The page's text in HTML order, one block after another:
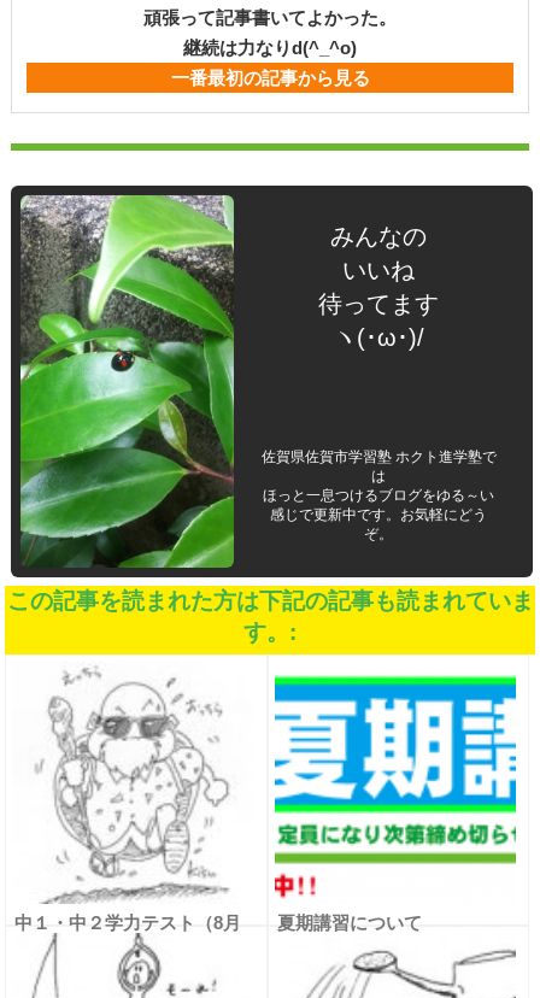
頑張って記事書いてよかった。
継続は力なりd(^_^o)
一番最初の記事から見る
みんなの
いいね
待ってます
ヽ(･ω･)/
佐賀県佐賀市学習塾 ホクト進学塾で
は
ほっと一息つけるブログをゆる～い
感じで更新中です。お気軽にどう
ぞ。
この記事を読まれた方は下記の記事も読まれていま
す。:
中１・中２学力テスト（8月
度）
夏期講習について